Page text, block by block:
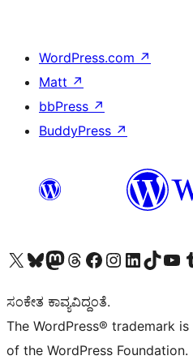
WordPress.com ↗
Matt ↗
bbPress ↗
BuddyPress ↗
Visit our X (formerly Twitter) account
Visit our Bluesky account
Visit our Mastodon account
Visit our Threads account
Visit our Facebook page
Visit our Instagram account
Visit our LinkedIn
Visit our TikTok
Visit our
ಸಂಕೇತ ಕಾವ್ಯವಿದ್ದಂತೆ.
The WordPress® trademark
of the WordPress Foundation.